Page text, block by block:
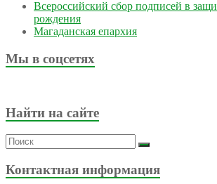
Всероссийский сбор подписей в
рождения
Магаданская епархия
Мы в соцсетях
Найти на сайте
Контактная информация